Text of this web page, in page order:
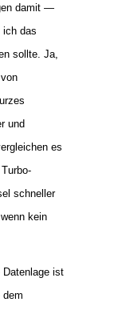
damit —
ich das
sollte. Ja,
und
es
schneller
kein
ist